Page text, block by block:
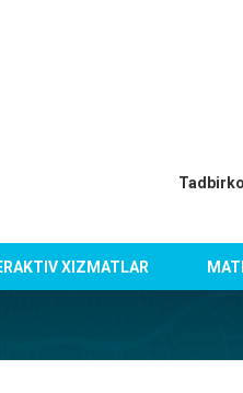
XIZMATLAR